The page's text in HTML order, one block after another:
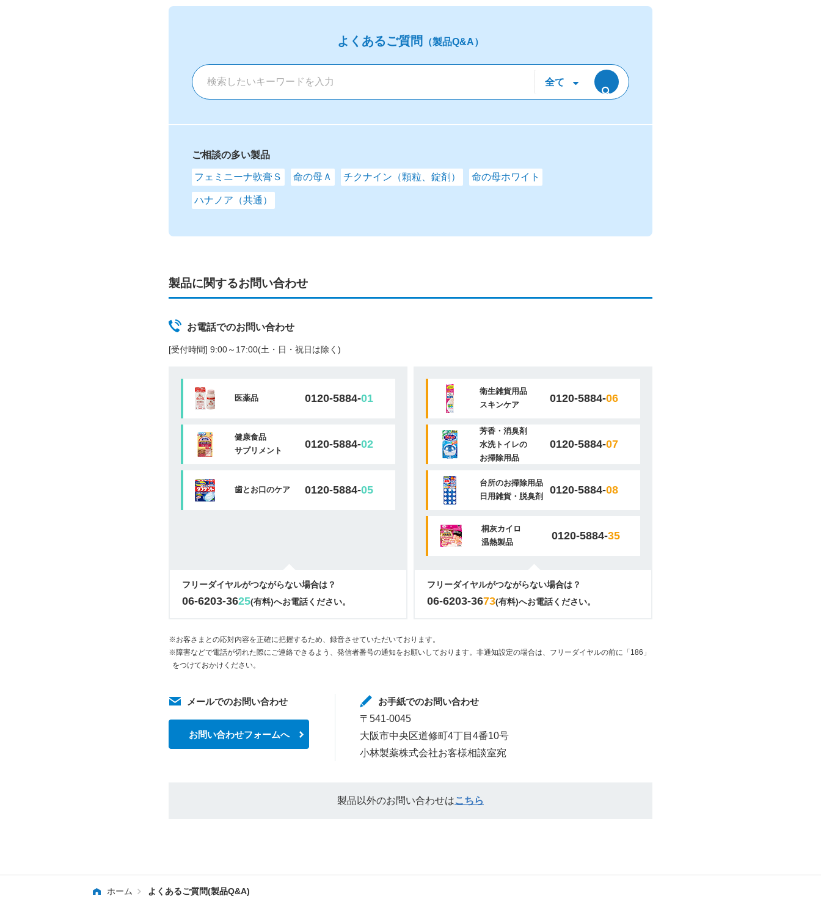
よくあるご質問 （製品Q&A）
ご相談の多い製品
フェミニーナ軟膏Ｓ 命の母Ａ チクナイン（顆粒、錠剤） 命の母ホワイト
ハナノア（共通）
製品に関するお問い合わせ
お電話でのお問い合わせ
[受付時間] 9:00～17:00(土・日・祝日は除く)
医薬品 0120-5884-01
健康食品
サプリメント
0120-5884-02
歯とお口のケア 0120-5884-05
フリーダイヤルがつながらない場合は？
06-6203-3625(有料)へお電話ください。
衛生雑貨用品
スキンケア
0120-5884-06
芳香・消臭剤
水洗トイレの
お掃除用品
0120-5884-07
台所のお掃除用品
日用雑貨・脱臭剤
0120-5884-08
桐灰カイロ
温熱製品
0120-5884-35
フリーダイヤルがつながらない場合は？
06-6203-3673(有料)へお電話ください。
※お客さまとの応対内容を正確に把握するため、録音させていただいております。
※障害などで電話が切れた際にご連絡できるよう、発信者番号の通知をお願いしております。非通知設定の場合は、フリーダイヤルの前に「186」
をつけておかけください。
メールでのお問い合わせ
お問い合わせフォームへ
お手紙でのお問い合わせ
〒541-0045
大阪市中央区道修町4丁目4番10号
小林製薬株式会社お客様相談室宛
製品以外のお問い合わせはこちら
ホーム よくあるご質問(製品Q&A)